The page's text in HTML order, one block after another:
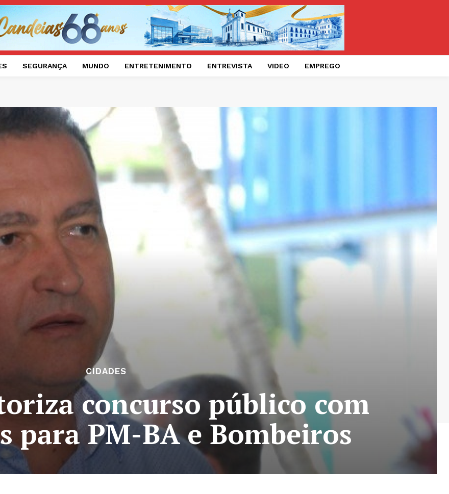
SEGURANÇA MUNDO ENTRETENIMENTO ENTREVISTA VIDEO EMPREGO
CIDADES
concurso público com
para PM-BA e Bombeiros